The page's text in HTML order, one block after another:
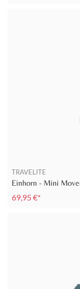
TRAVELITE
Einhorn - Mini
69,95 €*